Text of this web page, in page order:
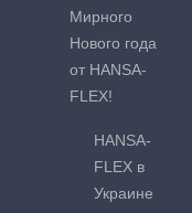
Мирного
Нового года
от HANSA-
FLEX!
HANSA-
FLEX в
Украине